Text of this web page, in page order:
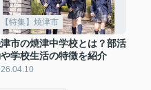
【特集】焼津市
市の焼津中学校とは？部活
学校生活の特徴を紹介